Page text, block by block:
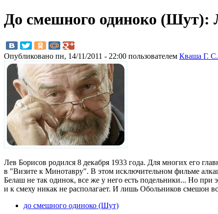
До смешного одиноко (Шут):
Опубликовано пн, 14/11/2011 - 22:00 пользователем Кваша Г. С.
Лев Борисов родился 8 декабря 1933 года. Для многих его
в "Визите к Минотавру". В этом исключительном фильме
Белаш не так одинок, все же у него есть подельники... Но
и к смеху никак не располагает. И лишь Обольников смешон
до смешного одиноко (Шут)